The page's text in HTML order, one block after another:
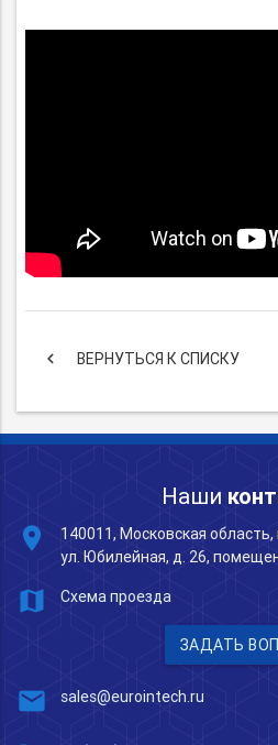
keyboard_arrow_left ВЕРНУТЬСЯ К СПИСКУ
Наши
place
140011, Московская
ул. Юбилейная, д. 26,
map Схема проезда
ЗАДАТЬ
mail sales@eurointech.ru